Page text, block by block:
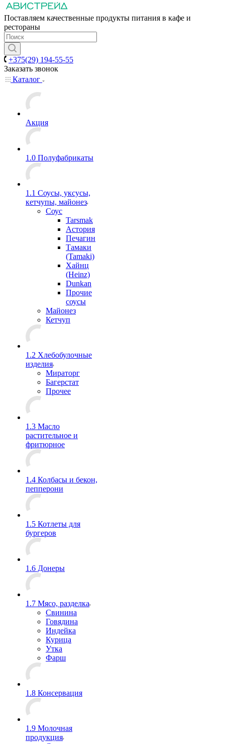
Поставляем качественные продукты питания в кафе и
рестораны
+375(29) 194-55-55
Заказать звонок
Каталог
Акция
1.0 Полуфабрикаты
1.1 Соусы, уксусы,
кетчупы, майонез
Соус
Tarsmak
Астория
Печагин
Тамаки
(Tamaki)
Хайнц
(Heinz)
Dunkan
Прочие
соусы
Майонез
Кетчуп
1.2 Хлебобулочные
изделия
Мираторг
Багерстат
Прочее
1.3 Масло
растительное и
фритюрное
1.4 Колбасы и бекон,
пепперони
1.5 Котлеты для
бургеров
1.6 Донеры
1.7 Мясо, разделка
Свинина
Говядина
Индейка
Курица
Утка
Фарш
1.8 Консервация
1.9 Молочная
продукция